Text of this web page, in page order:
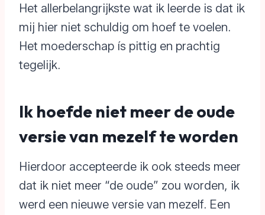
Het allerbelangrijkste wat ik leerde is dat ik
mij hier niet schuldig om hoef te voelen.
Het moederschap ís pittig en prachtig
tegelijk.
Ik hoefde niet meer de oude
versie van mezelf te worden
Hierdoor accepteerde ik ook steeds meer
dat ik niet meer “de oude” zou worden, ik
werd een nieuwe versie van mezelf. Een